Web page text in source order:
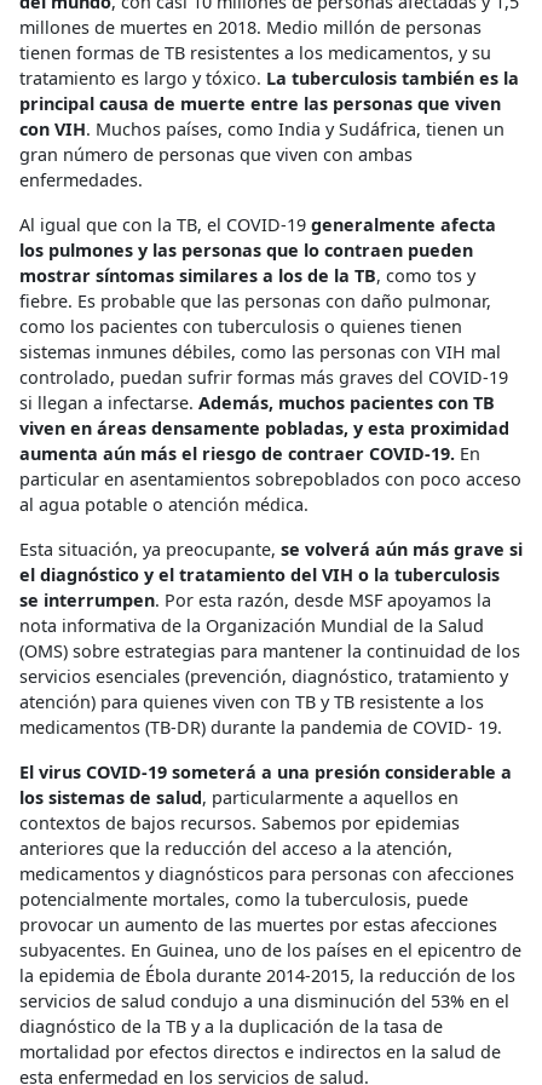
millones de muertes en 2018. Medio millón de personas
tienen formas de TB resistentes a los medicamentos, y su
tratamiento es largo y tóxico. La tuberculosis también es la
principal causa de muerte entre las personas que viven
con VIH. Muchos países, como India y Sudáfrica, tienen un
gran número de personas que viven con ambas
enfermedades.
Al igual que con la TB, el COVID-19 generalmente afecta
los pulmones y las personas que lo contraen pueden
mostrar síntomas similares a los de la TB, como tos y
fiebre. Es probable que las personas con daño pulmonar,
como los pacientes con tuberculosis o quienes tienen
sistemas inmunes débiles, como las personas con VIH mal
controlado, puedan sufrir formas más graves del COVID-19
si llegan a infectarse. Además, muchos pacientes con TB
viven en áreas densamente pobladas, y esta proximidad
aumenta aún más el riesgo de contraer COVID-19. En
particular en asentamientos sobrepoblados con poco acceso
al agua potable o atención médica.
Esta situación, ya preocupante, se volverá aún más grave si
el diagnóstico y el tratamiento del VIH o la tuberculosis
se interrumpen. Por esta razón, desde MSF apoyamos la
nota informativa de la Organización Mundial de la Salud
(OMS) sobre estrategias para mantener la continuidad de los
servicios esenciales (prevención, diagnóstico, tratamiento y
atención) para quienes viven con TB y TB resistente a los
medicamentos (TB-DR) durante la pandemia de COVID- 19.
El virus COVID-19 someterá a una presión considerable a
los sistemas de salud, particularmente a aquellos en
contextos de bajos recursos. Sabemos por epidemias
anteriores que la reducción del acceso a la atención,
medicamentos y diagnósticos para personas con afecciones
potencialmente mortales, como la tuberculosis, puede
provocar un aumento de las muertes por estas afecciones
subyacentes. En Guinea, uno de los países en el epicentro de
la epidemia de Ébola durante 2014-2015, la reducción de los
servicios de salud condujo a una disminución del 53% en el
diagnóstico de la TB y a la duplicación de la tasa de
mortalidad por efectos directos e indirectos en la salud de
esta enfermedad en los servicios de salud.